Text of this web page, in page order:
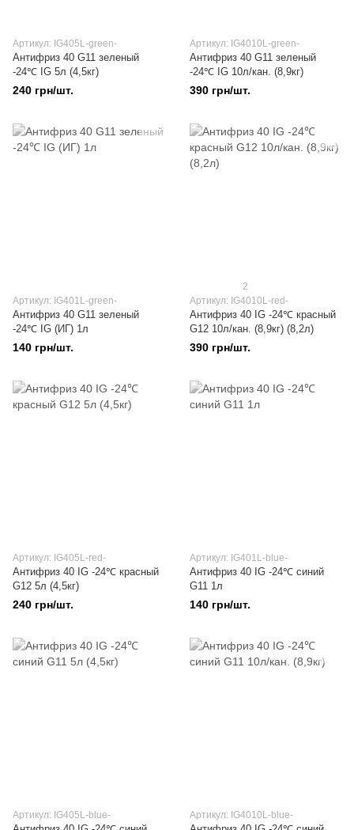
Артикул: IG405L-green-
Антифриз 40 G11 зеленый
-24℃ IG 5л (4,5кг)
240 грн/шт.
Артикул: IG4010L-green-
Антифриз 40 G11 зеленый
-24℃ IG 10л/кан. (8,9кг)
390 грн/шт.
Артикул: IG401L-green-
Антифриз 40 G11 зеленый
-24℃ IG (ИГ) 1л
140 грн/шт.
2
Артикул: IG4010L-red-
Антифриз 40 IG -24℃ красный
G12 10л/кан. (8,9кг) (8,2л)
390 грн/шт.
Артикул: IG405L-red-
Антифриз 40 IG -24℃ красный
G12 5л (4,5кг)
240 грн/шт.
Артикул: IG401L-blue-
Антифриз 40 IG -24℃ синий
G11 1л
140 грн/шт.
Артикул: IG405L-blue- Артикул: IG4010L-blue-